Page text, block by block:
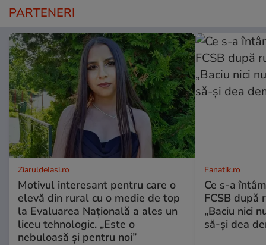
PARTENERI
ZiaruldeIasi.ro
Motivul interesant pentru care o
elevă din rural cu o medie de top
la Evaluarea Națională a ales un
liceu tehnologic. „Este o
nebuloasă și pentru noi”
Fanatik.ro
Ce s-a
FCSB după
„Baciu nici
să-și dea